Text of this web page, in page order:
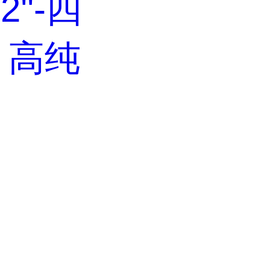
四
纯